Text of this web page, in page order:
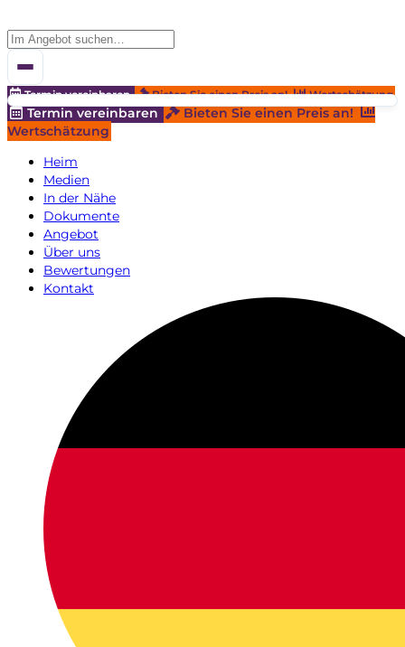
Termin vereinbaren Bieten Sie einen Preis an! Wertschätzung
Termin vereinbaren
Bieten Sie einen Preis an!
Wertschätzung
Heim
Medien
In der Nähe
Dokumente
Angebot
Über uns
Bewertungen
Kontakt